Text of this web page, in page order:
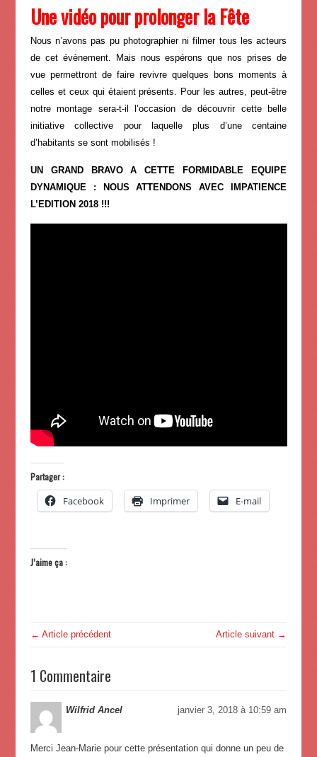
Une vidéo pour prolonger la Fête
Nous n’avons pas pu photographier ni filmer tous les acteurs
de cet évènement. Mais nous espérons que nos prises de
vue permettront de faire revivre quelques bons moments à
celles et ceux qui étaient présents. Pour les autres, peut-être
notre montage sera-t-il l’occasion de découvrir cette belle
initiative collective pour laquelle plus d’une centaine
d’habitants se sont mobilisés !
UN GRAND BRAVO A CETTE FORMIDABLE EQUIPE
DYNAMIQUE :
NOUS ATTENDONS AVEC IMPATIENCE
L’EDITION 2018 !!!
Partager :
Facebook Imprimer E-mail
J’aime ça :
← Article précédent Article suivant →
1 Commentaire
Wilfrid Ancel janvier 3, 2018 à 10:59 am
Merci Jean-Marie pour cette présentation qui donne un peu de